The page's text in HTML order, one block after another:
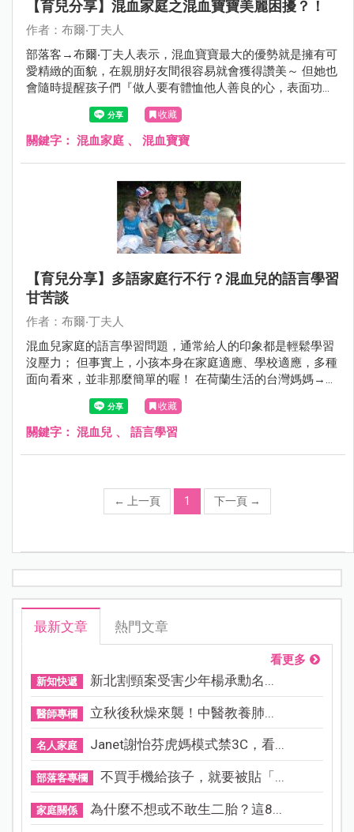
【育兒分享】混血家庭之混血寶寶美麗困擾？！
作者：布爾‧丁夫人
部落客→布爾‧丁夫人表示，混血寶寶最大的優勢就是擁有可
愛精緻的面貌，在親朋好友間很容易就會獲得讚美～ 但她也
會隨時提醒孩子們『做人要有體恤他人善良的心，表面功夫
都是淺顯的，只有真心，才值得永久保存』 真的是位很替孩
子們著想的模範媽咪～對吧：）
收藏
關鍵字： 混血家庭 、 混血寶寶
【育兒分享】多語家庭行不行？混血兒的語言學習
甘苦談
作者：布爾‧丁夫人
混血兒家庭的語言學習問題，通常給人的印象都是輕鬆學習
沒壓力； 但事實上，小孩本身在家庭適應、學校適應，多種
面向看來，並非那麼簡單的喔！ 在荷蘭生活的台灣媽媽→布
爾丁夫人分享了小孩在語言學習路上的甘苦談， 還有給混血
兒媽咪的寶貝語言學習Tips，歡迎抱著輕鬆的心情來看看
喔！
收藏
關鍵字： 混血兒 、 語言學習
← 上一頁 1 下一頁 →
最新文章 熱門文章
看更多
新知快遞 新北割頸案受害少年楊承勳名...
醫師專欄 立秋後秋燥來襲！中醫教養肺...
名人家庭 Janet謝怡芬虎媽模式禁3C，看...
部落客專欄 不買手機給孩子，就要被貼「...
家庭關係 為什麼不想或不敢生二胎？這8...